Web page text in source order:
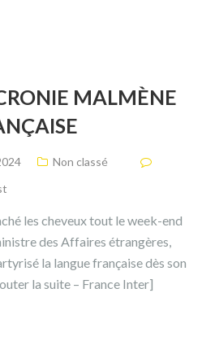
MALMÈNE
Non classé
les cheveux tout le week-end
des Affaires étrangères,
la langue française dès son
la suite – France Inter]